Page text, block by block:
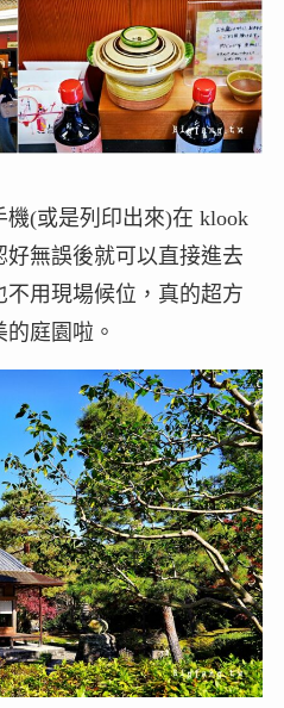
(或是列印出來)在 klook
無誤後就可以直接進去
用現場候位，真的超方
庭園啦。